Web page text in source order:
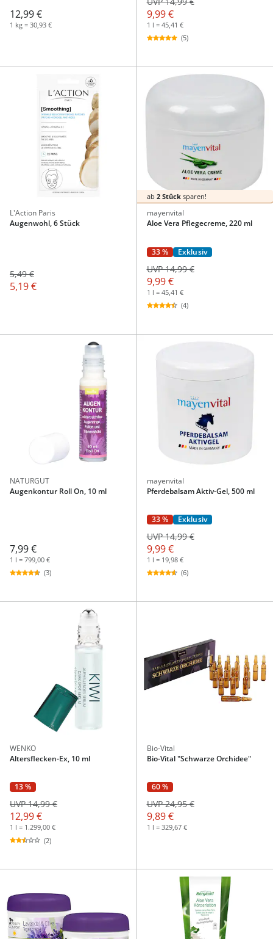
12,99 €
1 kg = 30,93 €
9,99 €
1 l = 45,41 €
(5)
L'Action Paris
Augenwohl, 6 Stück
5,49 €
5,19 €
ab 2 Stücksparen!
mayenvital
Aloe Vera Pflegecreme, 220 ml
33 % Exklusiv
9,99 €
UVP 14,99 €
1 l = 45,41 €
(4)
NATURGUT
Augenkontur Roll On, 10 ml
7,99 €
1 l = 799,00 €
(3)
mayenvital
Pferdebalsam Aktiv-Gel, 500 ml
33 % Exklusiv
9,99 €
UVP 14,99 €
1 l = 19,98 €
(6)
WENKO
Altersflecken-Ex, 10 ml
13 %
12,99 €
UVP 14,99 €
1 l = 1.299,00 €
(2)
Bio-Vital
Bio-Vital "Schwarze Orchidee"
60 %
9,89 €
UVP 24,95 €
1 l = 329,67 €